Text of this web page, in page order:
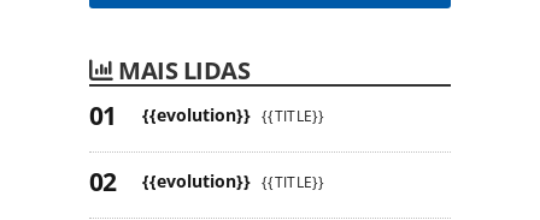
MAIS LIDAS
{{evolution}} {{TITLE}}
{{evolution}} {{TITLE}}